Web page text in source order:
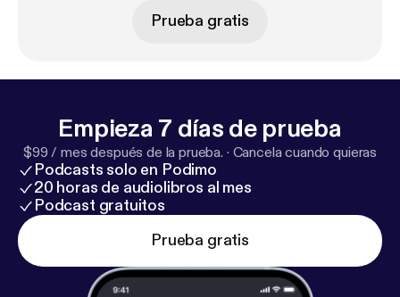
Prueba gratis
Empieza 7 días de prueba
$99 / mes después de la prueba. · Cancela cuando quieras
Podcasts solo en Podimo
20 horas de audiolibros al mes
Podcast gratuitos
Prueba gratis